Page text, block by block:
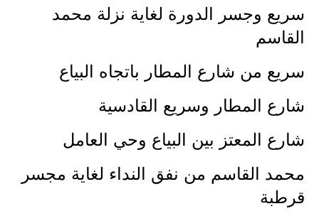
المرحلة المتوسطة
مرشحات
المرحلة الابتدائية
المرحلة المتوسطة
المرحلة الاعدادية
سريع وجسر الدورة لغاية نزلة محمد
القاسم
سريع من شارع المطار باتجاه البياع
شارع المطار وسريع القادسية
شارع المعتز بين البياع وحي العامل
محمد القاسم من نفق النداء لغاية مجسر
قرطبة